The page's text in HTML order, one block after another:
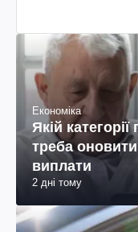
Економіка
Якій
треба
виплати
2 дні тому